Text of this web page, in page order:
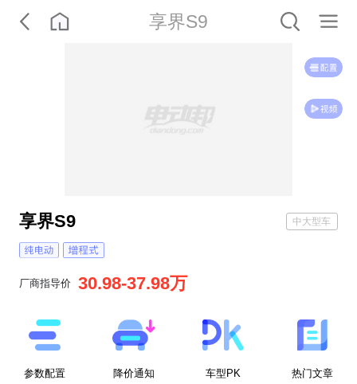
享界S9
享界S9 中大型车
厂商指导价 30.98-37.98万
参数配置 降价通知 车型PK 热门文章